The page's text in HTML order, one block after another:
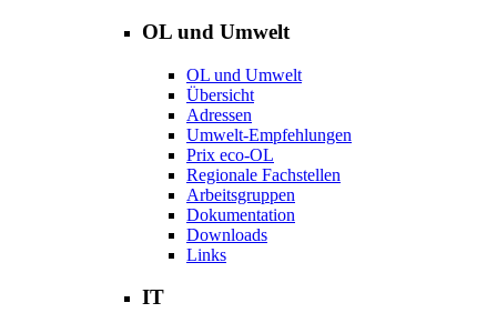
OL und Umwelt
OL und Umwelt
Übersicht
Adressen
Umwelt-Empfehlungen
Prix eco-OL
Regionale Fachstellen
Arbeitsgruppen
Dokumentation
Downloads
Links
IT